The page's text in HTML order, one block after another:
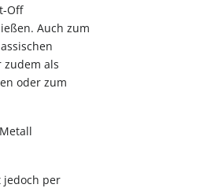
Off
Auch zum
zudem als
oder zum
jedoch per